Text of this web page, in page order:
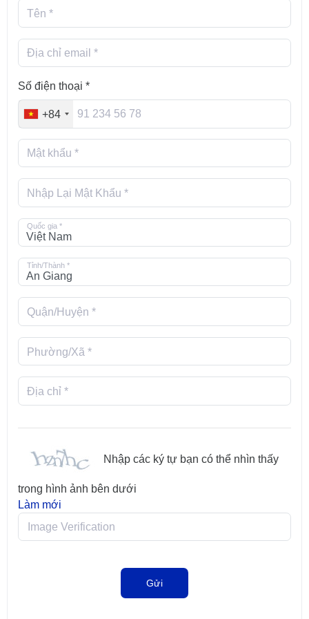
Tên *
Địa chỉ email *
Số điện thoại *
+84
Mật khẩu *
Nhập Lại Mật Khẩu *
Quốc gia *
Tỉnh/Thành *
Quận/Huyện *
Phường/Xã *
Địa chỉ *
Nhập các ký tự bạn có thể nhìn thấy
trong hình ảnh bên dưới
Làm mới
Gửi